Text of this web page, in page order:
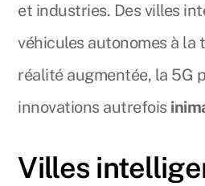
et industries. Des villes
véhicules autonomes à la
réalité augmentée, la 5G
innovations autrefois
Villes